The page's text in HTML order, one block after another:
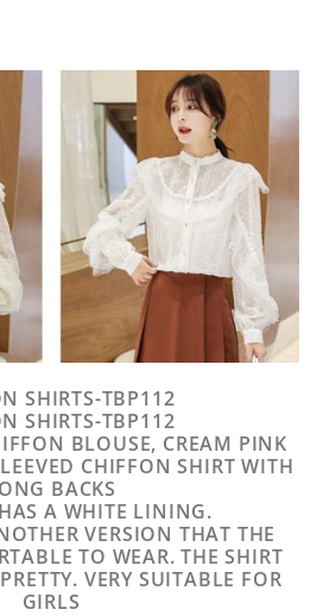
SHIRTS-TBP112
SHIRTS-TBP112
BLOUSE, CREAM PINK
CHIFFON SHIRT WITH
BACKS
A WHITE LINING.
VERSION THAT THE
TO WEAR. THE SHIRT
VERY SUITABLE FOR
GIRLS